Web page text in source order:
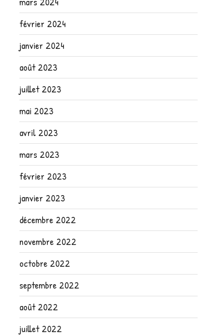
février 2024
janvier 2024
août 2023
juillet 2023
mai 2023
avril 2023
mars 2023
février 2023
janvier 2023
décembre 2022
novembre 2022
octobre 2022
septembre 2022
août 2022
juillet 2022